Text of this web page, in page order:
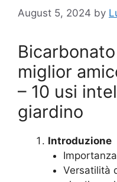
August 5, 2024 by
miglior
– 10 usi
giardino
Introduzione
Versatilità